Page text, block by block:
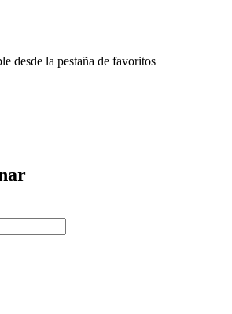
desde la pestaña de favoritos